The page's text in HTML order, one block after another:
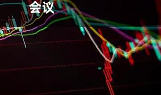
北证50